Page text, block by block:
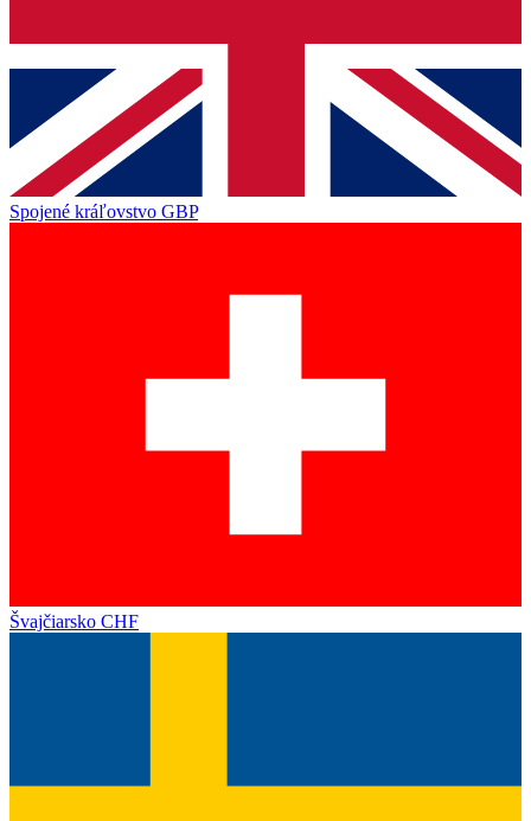
Spojené kráľovstvo GBP
Švajčiarsko CHF